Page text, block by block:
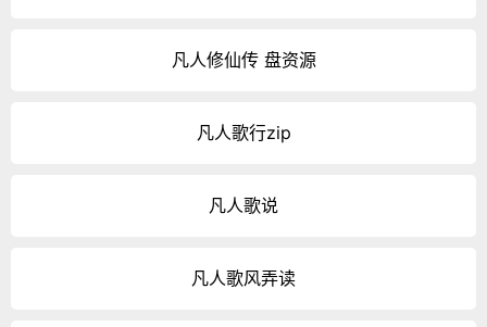
凡人修仙传 盘资源
凡人歌行zip
凡人歌说
凡人歌风弄读